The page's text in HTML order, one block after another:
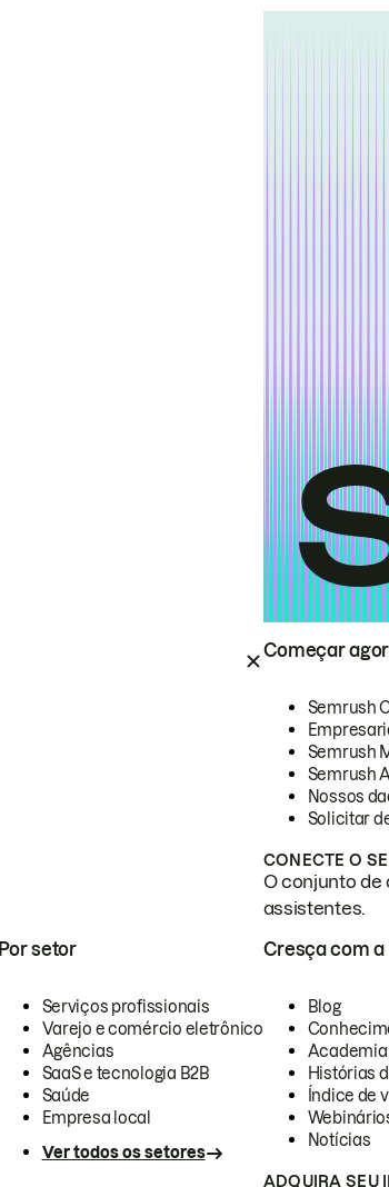
Começar
Semrush
Semrush
Semrush
Nossos
Solicitar
CONECTE O
O conjunto de
assistentes.
Por setor
Serviços profissionais
Varejo e comércio eletrônico
Agências
SaaS e tecnologia B2B
Saúde
Empresa local
Ver todos os setores
Cresça com a
Blog
Academia
Histórias
Índice de
Notícias
ADQUIRA SEU